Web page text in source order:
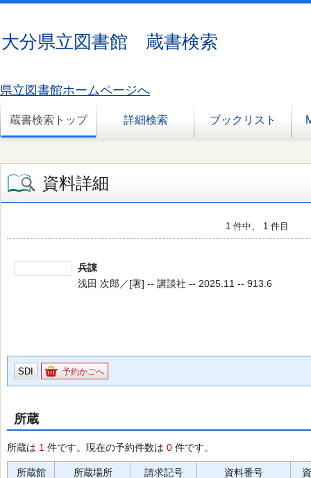
大分県立図書館 蔵書検索
県立図書館ホームページへ
蔵書検索トップ 詳細検索 ブックリスト
資料詳細
1 件中、 1 件目
兵諌
浅田 次郎／[著] -- 講談社 -- 2025.11 -- 913.6
SDI 予約かごへ
所蔵
所蔵は 1 件です。現在の予約件数は 0 件です。
所蔵館 所蔵場所 請求記号 資料番号